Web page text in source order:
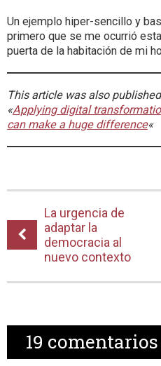
Un ejemplo hiper-sencillo y
primero que se me ocurrió
puerta de la habitación de mi
This article was also
«Applying digital
can make a huge difference«
La urgencia de
adaptar la
democracia al
nuevo contexto
19 comentarios